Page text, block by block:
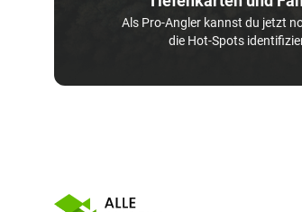
Als Pro-Angler kannst du jetzt
die Hot-Spots